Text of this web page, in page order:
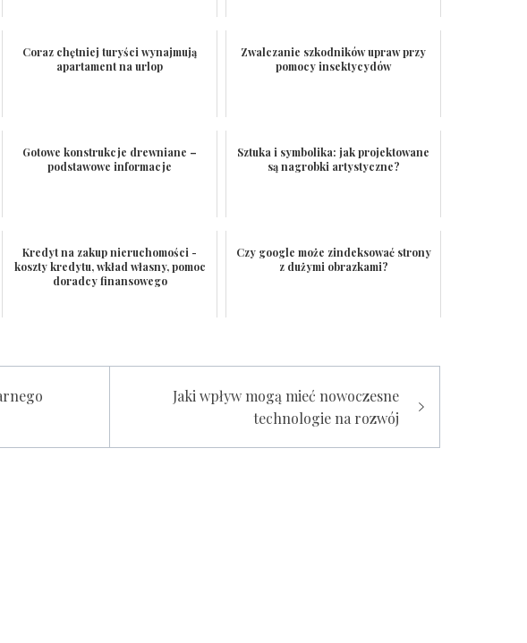
Coraz chętniej turyści wynajmują
apartament na urlop
Zwalczanie szkodników upraw przy
pomocy insektycydów
Gotowe konstrukcje drewniane –
podstawowe informacje
Sztuka i symbolika: jak projektowane
są nagrobki artystyczne?
Kredyt na zakup nieruchomości -
koszty kredytu, wkład własny, pomoc
doradcy finansowego
Czy google może zindeksować strony
z dużymi obrazkami?
Jaki wpływ mogą mieć nowoczesne
technologie na rozwój